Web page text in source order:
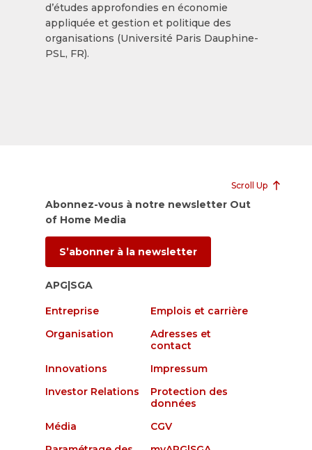
d’études approfondies en économie
appliquée et gestion et politique des
organisations (Université Paris Dauphine-
PSL, FR).
Scroll Up
Abonnez-vous à notre newsletter Out
of Home Media
S’abonner à la newsletter
APG|SGA
Entreprise
Emplois et carrière
Organisation
Adresses et
contact
Innovations
Impressum
Investor Relations
Protection des
données
Média
CGV